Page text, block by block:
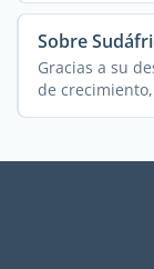
Sobre
Gracias a su
de